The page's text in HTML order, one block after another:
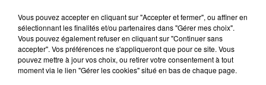
Loir-et-Cher : un pyromane interpellé grâce
au sang-froid des...
Samedi 25 juillet, plus d'une dizaine de feux de
Vous pouvez accepter en cliquant sur "Accepter et fermer", ou affiner en
sélectionnant les finalités et/ou partenaires dans "Gérer mes choix".
Vous pouvez également refuser en cliquant sur "Continuer sans
accepter". Vos préférences ne s'appliqueront que pour ce site. Vous
pouvez mettre à jour vos choix, ou retirer votre consentement à tout
moment via le lien "Gérer les cookies" situé en bas de chaque page.